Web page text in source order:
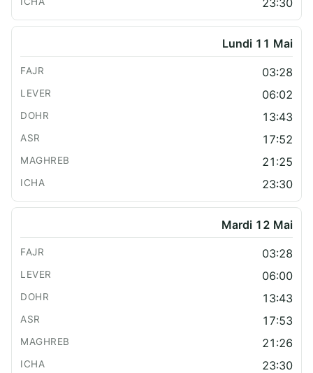
Lundi 11 Mai
03:28
06:02
13:43
17:52
21:25
23:30
Mardi 12 Mai
03:28
06:00
13:43
17:53
21:26
23:30